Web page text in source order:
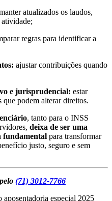
atualizados os laudos,
regras para identificar a
ajustar contribuições quando
e jurisprudencial: estar
que podem alterar direitos.
, tanto para o INSS
deixa de ser uma
fundamental para transformar
justo, seguro e sem
(71) 3012-7766